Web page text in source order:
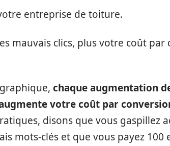
entreprise de toiture.
mauvais clics, plus votre coût par
chaque augmentation
votre coût par
disons que vous gaspillez
mots-clés et que vous payez 100